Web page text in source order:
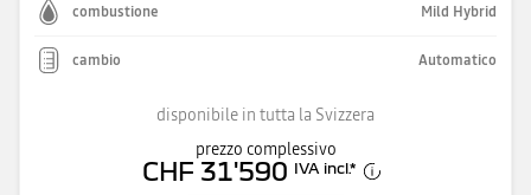
combustione Mild Hybrid
cambio Automatico
disponibile in tutta la Svizzera
prezzo complessivo
CHF 31'590 IVA incl.*